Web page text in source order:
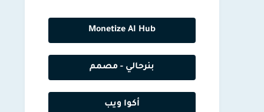
Monetize AI Hub
بنرحالي - مصمم
أكوا ويب